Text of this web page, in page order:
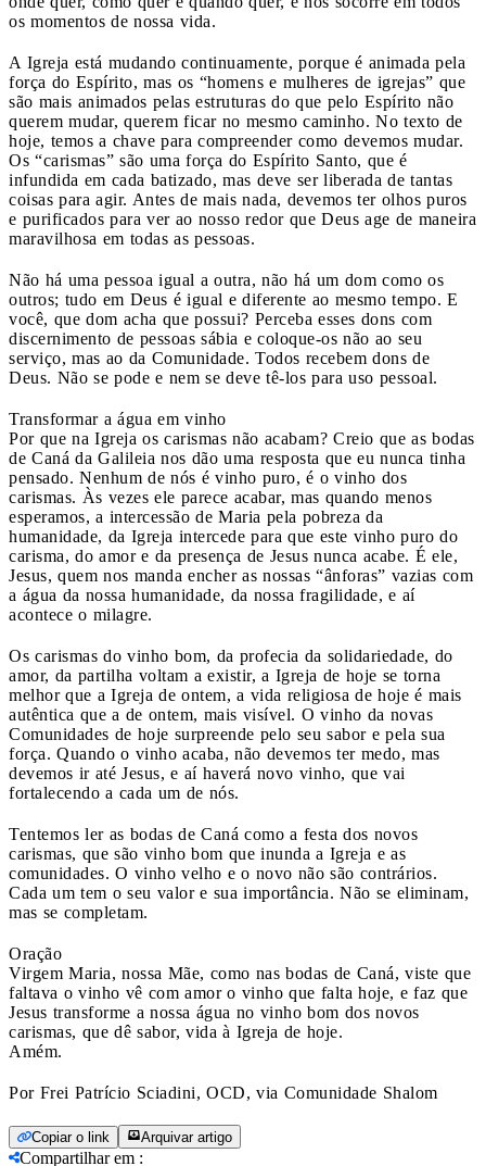
os momentos de nossa vida.
A Igreja está mudando continuamente, porque é animada pela
força do Espírito, mas os “homens e mulheres de igrejas” que
são mais animados pelas estruturas do que pelo Espírito não
querem mudar, querem ficar no mesmo caminho. No texto de
hoje, temos a chave para compreender como devemos mudar.
Os “carismas” são uma força do Espírito Santo, que é
infundida em cada batizado, mas deve ser liberada de tantas
coisas para agir. Antes de mais nada, devemos ter olhos puros
e purificados para ver ao nosso redor que Deus age de maneira
maravilhosa em todas as pessoas.
Não há uma pessoa igual a outra, não há um dom como os
outros; tudo em Deus é igual e diferente ao mesmo tempo. E
você, que dom acha que possui? Perceba esses dons com
discernimento de pessoas sábia e coloque-os não ao seu
serviço, mas ao da Comunidade. Todos recebem dons de
Deus. Não se pode e nem se deve tê-los para uso pessoal.
Transformar a água em vinho
Por que na Igreja os carismas não acabam? Creio que as bodas
de Caná da Galileia nos dão uma resposta que eu nunca tinha
pensado. Nenhum de nós é vinho puro, é o vinho dos
carismas. Às vezes ele parece acabar, mas quando menos
esperamos, a intercessão de Maria pela pobreza da
humanidade, da Igreja intercede para que este vinho puro do
carisma, do amor e da presença de Jesus nunca acabe. É ele,
Jesus, quem nos manda encher as nossas “ânforas” vazias com
a água da nossa humanidade, da nossa fragilidade, e aí
acontece o milagre.
Os carismas do vinho bom, da profecia da solidariedade, do
amor, da partilha voltam a existir, a Igreja de hoje se torna
melhor que a Igreja de ontem, a vida religiosa de hoje é mais
autêntica que a de ontem, mais visível. O vinho da novas
Comunidades de hoje surpreende pelo seu sabor e pela sua
força. Quando o vinho acaba, não devemos ter medo, mas
devemos ir até Jesus, e aí haverá novo vinho, que vai
fortalecendo a cada um de nós.
Tentemos ler as bodas de Caná como a festa dos novos
carismas, que são vinho bom que inunda a Igreja e as
comunidades. O vinho velho e o novo não são contrários.
Cada um tem o seu valor e sua importância. Não se eliminam,
mas se completam.
Oração
Virgem Maria, nossa Mãe, como nas bodas de Caná, viste que
faltava o vinho vê com amor o vinho que falta hoje, e faz que
Jesus transforme a nossa água no vinho bom dos novos
carismas, que dê sabor, vida à Igreja de hoje.
Amém.
Por Frei Patrício Sciadini, OCD, via Comunidade Shalom
Copiar o link Arquivar artigo
Compartilhar em :